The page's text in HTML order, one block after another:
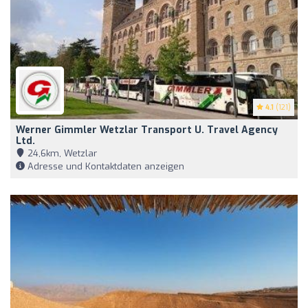
4.1 (121)
Werner Gimmler Wetzlar Transport U. Travel Agency
Ltd.
24,6km, Wetzlar
Adresse und Kontaktdaten anzeigen